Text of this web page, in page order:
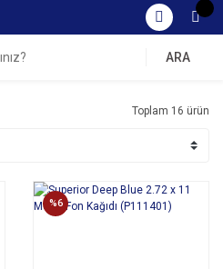
ARA
Toplam 16 ürün
%6